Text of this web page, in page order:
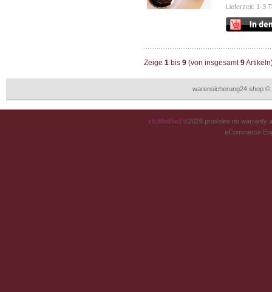
Lieferzeit: 1-3
Zeige 1 bis 9 (von insgesamt9
warensicherung24.shop ©
xtcModified ©2026 provides no warranty
eCommerce